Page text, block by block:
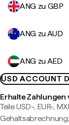
ANG zu GBP
ANG zu AUD
ANG zu AED
USD ACCOUNT
Erhalte Zahlungen
Teile USD-, EUR-,